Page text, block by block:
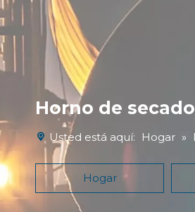
Horno de
Usted está aquí: Hogar »
Hogar